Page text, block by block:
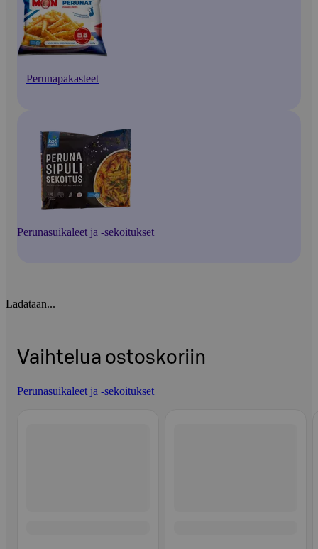
Perunapakasteet
Perunasuikaleet ja -sekoitukset
Ladataan...
Vaihtelua ostoskoriin
Perunasuikaleet ja -sekoitukset